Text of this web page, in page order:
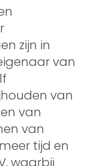
zijn in
van
van
van
van
tijd en
waarbij